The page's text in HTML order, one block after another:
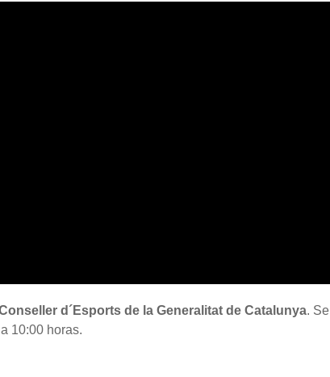
d´Esports de la Generalitat de Catalunya. Se
10:00 horas.